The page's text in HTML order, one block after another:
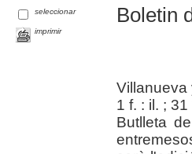
seleccionar
imprimir
Boletin
Villanueva
1 f. : il. ;
Butlleta